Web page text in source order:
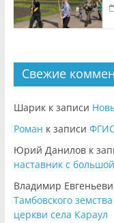
Свежие
Шарикк записи
Роман к записи
Юрий Даниловк
наставник с
Владимир
Тамбовского
церкви села Караул